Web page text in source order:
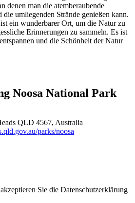
denen man die atemberaubende
umliegenden Strände genießen kann.
ein wunderbarer Ort, um die Natur zu
Erinnerungen zu sammeln. Es ist
und die Schönheit der Natur
Noosa National Park
QLD 4567, Australia
parks/noosa
Sie die Datenschutzerklärung